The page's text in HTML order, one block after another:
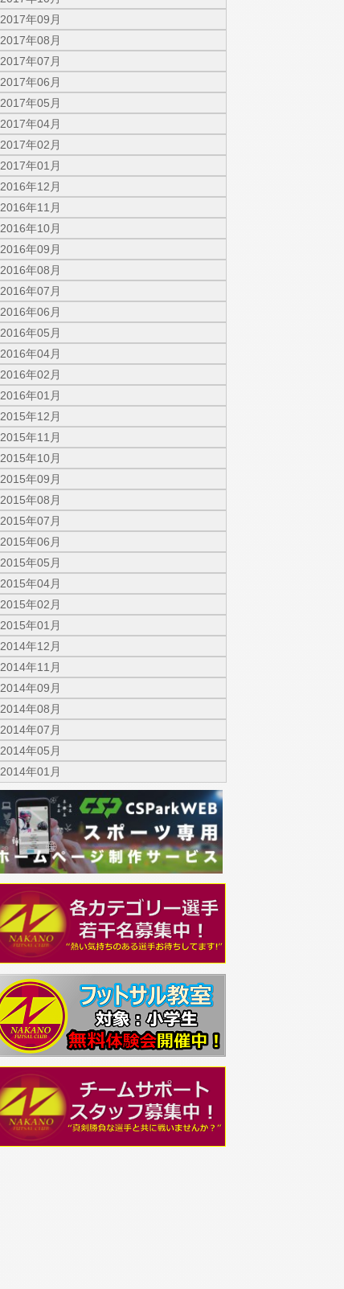
2017年09月
2017年08月
2017年07月
2017年06月
2017年05月
2017年04月
2017年02月
2017年01月
2016年12月
2016年11月
2016年10月
2016年09月
2016年08月
2016年07月
2016年06月
2016年05月
2016年04月
2016年02月
2016年01月
2015年12月
2015年11月
2015年10月
2015年09月
2015年08月
2015年07月
2015年06月
2015年05月
2015年04月
2015年02月
2015年01月
2014年12月
2014年11月
2014年09月
2014年08月
2014年07月
2014年05月
2014年01月